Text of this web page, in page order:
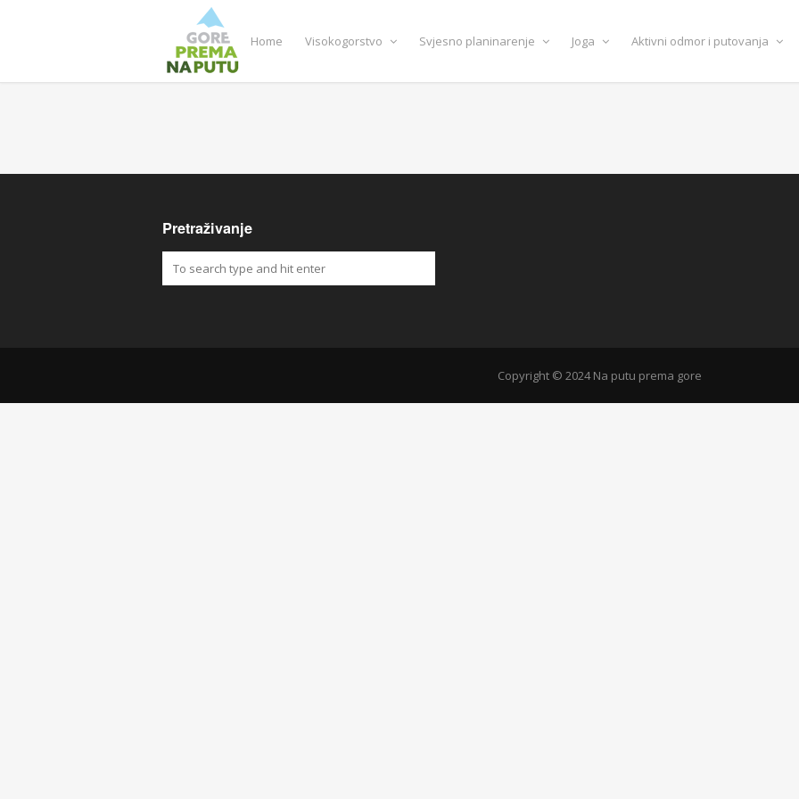
Home Visokogorstvo Svjesno planinarenje Joga Aktivni odmor i putovanja
Pretraživanje
Copyright © 2024 Na putu prema gore